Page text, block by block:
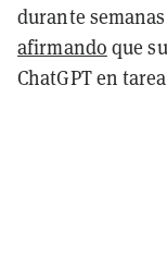
durante
afirmando que
ChatGPT en